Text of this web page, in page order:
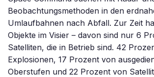
Beobachtungsmethoden in den
Umlaufbahnen nach Abfall. Zur Zeit
Objekte im Visier – davon sind nur 6
Satelliten, die in Betrieb sind. 42
Explosionen, 17 Prozent von
Oberstufen und 22 Prozent von